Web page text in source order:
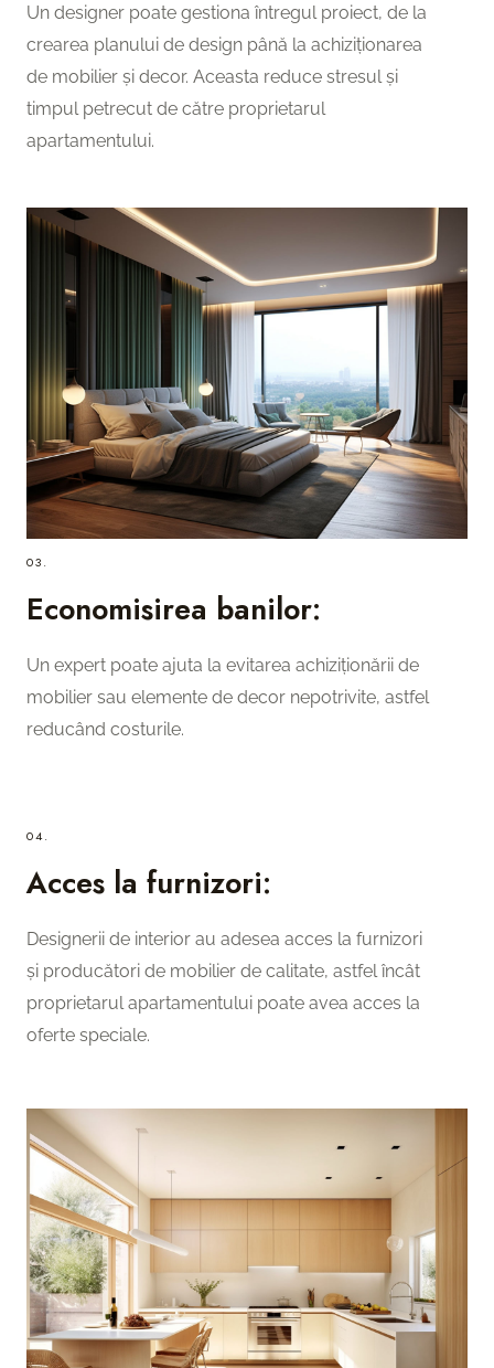
Un designer poate gestiona întregul proiect, de la
crearea planului de design până la achiziționarea
de mobilier și decor. Aceasta reduce stresul și
timpul petrecut de către proprietarul
apartamentului.
03.
Economisirea banilor:
Un expert poate ajuta la evitarea achiziționării de
mobilier sau elemente de decor nepotrivite, astfel
reducând costurile.
04.
Acces la furnizori:
Designerii de interior au adesea acces la furnizori
și producători de mobilier de calitate, astfel încât
proprietarul apartamentului poate avea acces la
oferte speciale.